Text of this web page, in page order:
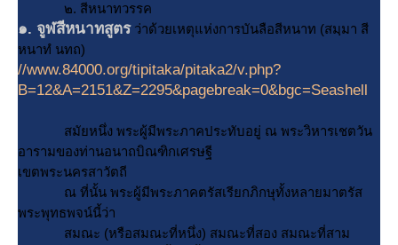
๒. สีหนาทวรรค
๑. จูฬสีหนาทสูตรว่าด้วยเหตุแห่งการบันลือสีหนาท (สมฺมา สี
หนาทํ นทถ)
//www.84000.org/tipitaka/pitaka2/v.php?
B=12&A=2151&Z=2295&pagebreak=0&bgc=Seashell
สมัยหนึ่ง พระผู้มีพระภาคประทับอยู่ ณ พระวิหารเชตวัน
อารามของท่านอนาถบิณฑิกเศรษฐี
เขตพระนครสาวัตถี
ณ ที่นั้น พระผู้มีพระภาคตรัสเรียกภิกษุทั้งหลายมาตรัส
พระพุทธพจน์นี้ว่า
สมณะ (หรือสมณะที่หนึ่ง) สมณะที่สอง สมณะที่สาม